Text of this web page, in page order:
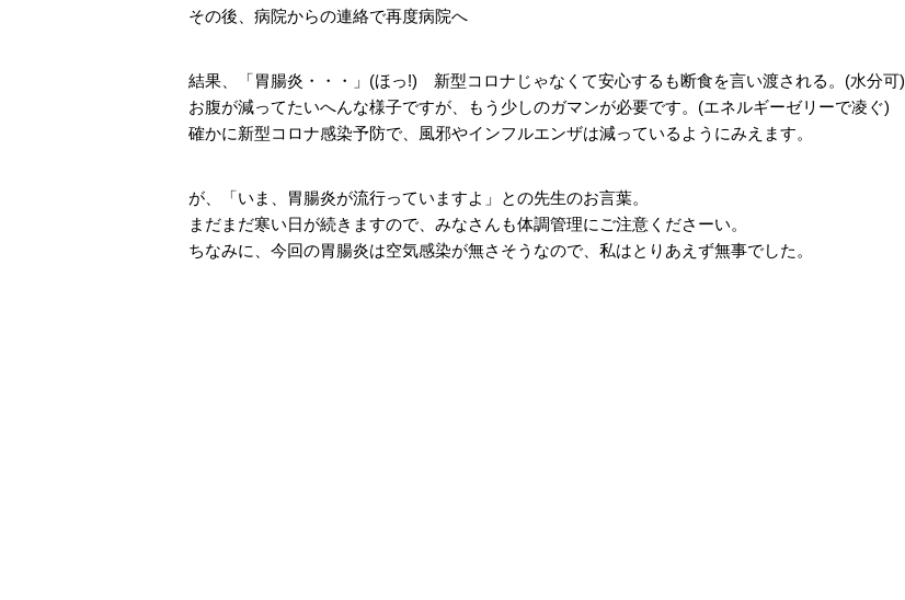
その後、病院からの連絡で再度病院へ
結果、「胃腸炎・・・」(ほっ!) 新型コロナじゃなくて安心するも断食を言い渡される。(水分可)
お腹が減ってたいへんな様子ですが、もう少しのガマンが必要です。(エネルギーゼリーで凌ぐ)
確かに新型コロナ感染予防で、風邪やインフルエンザは減っているようにみえます。
が、「いま、胃腸炎が流行っていますよ」との先生のお言葉。
まだまだ寒い日が続きますので、みなさんも体調管理にご注意くださーい。
ちなみに、今回の胃腸炎は空気感染が無さそうなので、私はとりあえず無事でした。